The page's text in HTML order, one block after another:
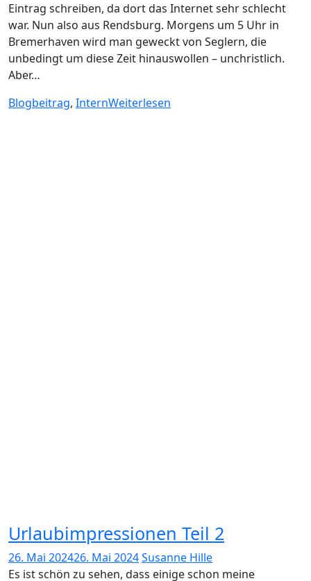
Eintrag schreiben, da dort das Internet sehr schlecht
war. Nun also aus Rendsburg. Morgens um 5 Uhr in
Bremerhaven wird man geweckt von Seglern, die
unbedingt um diese Zeit hinauswollen – unchristlich.
Aber…
Blogbeitrag, InternWeiterlesen
Urlaubimpressionen Teil 2
26. Mai 202426. Mai 2024Susanne Hille
Es ist schön zu sehen, dass einige schon meine